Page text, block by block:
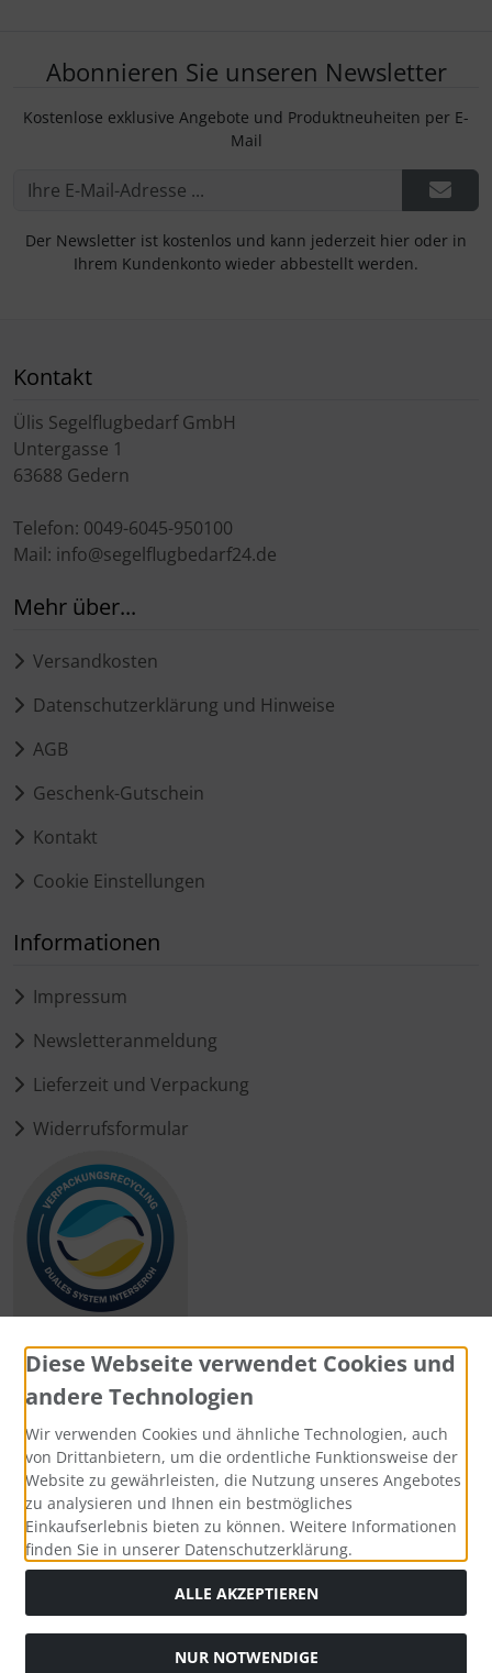
Abonnieren Sie unseren Newsletter
Kostenlose exklusive Angebote und Produktneuheiten per E-
Mail
Der Newsletter ist kostenlos und kann jederzeit hier oder in
Ihrem Kundenkonto wieder abbestellt werden.
Kontakt
Ülis Segelflugbedarf GmbH
Untergasse 1
63688 Gedern
Telefon: 0049-6045-950100
Mail: info@segelflugbedarf24.de
Mehr über...
Versandkosten
Datenschutzerklärung und Hinweise
AGB
Geschenk-Gutschein
Kontakt
Cookie Einstellungen
Informationen
Impressum
Newsletteranmeldung
Lieferzeit und Verpackung
Widerrufsformular
Zahlungsmethoden
Social Media
Widerrufsformular
Diese Webseite verwendet Cookies und
andere Technologien
Wir verwenden Cookies und ähnliche Technologien, auch
von Drittanbietern, um die ordentliche Funktionsweise der
Website zu gewährleisten, die Nutzung unseres Angebotes
zu analysieren und Ihnen ein bestmögliches
Einkaufserlebnis bieten zu können. Weitere Informationen
finden Sie in unserer Datenschutzerklärung.
ALLE AKZEPTIEREN
NUR NOTWENDIGE